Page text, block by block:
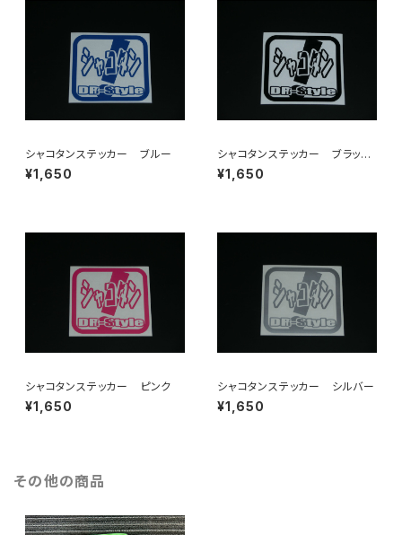
シャコタンステッカー ブルー
¥1,650
シャコタンステッカー ブラック
（艶あり・艶なし）
¥1,650
シャコタンステッカー ピンク
¥1,650
シャコタンステッカー シルバー
¥1,650
その他の商品